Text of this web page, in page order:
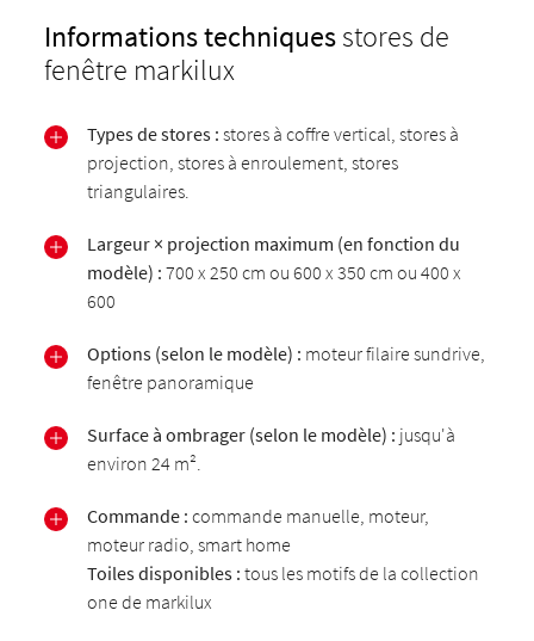
Informations techniquesstores de
fenêtre markilux
Types de stores :stores à coffre vertical, stores à
projection, stores à enroulement, stores
triangulaires.
Largeur × projection maximum (en fonction du
modèle) : 700 x 250 cm ou 600 x 350 cm ou 400 x
600
Options (selon le modèle) : moteur filaire sundrive,
fenêtre panoramique
Surface à ombrager (selon le modèle) : jusqu'à
environ 24 m².
Commande : commande manuelle, moteur,
moteur radio, smart home
Toiles disponibles : tous les motifs de la collection
one de markilux